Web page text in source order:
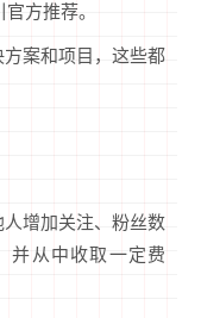
方推荐。
案和项目，这些都
增加关注、粉丝数
并从中收取一定费